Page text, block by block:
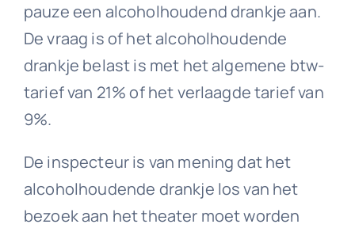
pauze een alcoholhoudend drankje aan.
De vraag is of het alcoholhoudende
drankje belast is met het algemene btw-
tarief van 21% of het verlaagde tarief van
9%.
De inspecteur is van mening dat het
alcoholhoudende drankje los van het
bezoek aan het theater moet worden